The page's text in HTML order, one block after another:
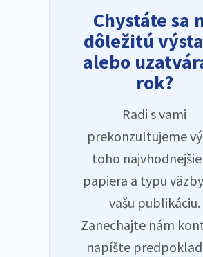
Chystáte sa
dôležitú
alebo
rok?
Radi s vami
prekonzultujeme
toho
papiera a typu
vašu publikáciu.
Zanechajte nám
napíšte